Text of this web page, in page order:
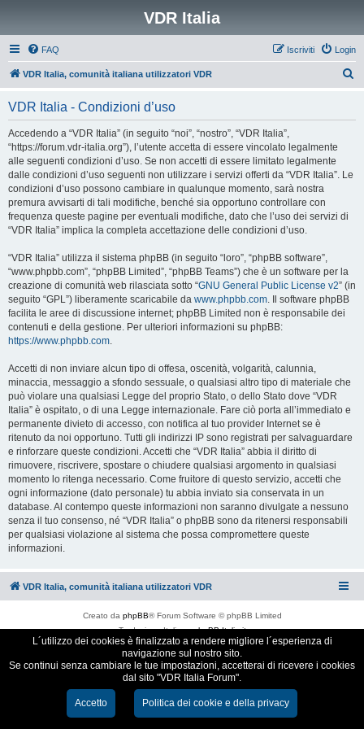
VDR Italia
FAQ Login
Iscriviti
VDR Italia, comunità italiana utilizzatori VDR
VDR Italia - Condizioni d’uso
Accedendo a “VDR Italia” (in seguito “noi”, “nostro”, “VDR Italia”,
“https://forum.vdr-italia.org”), l’utente accetta di essere vincolato legalmente
alle seguenti condizioni d’uso. Se non accetti di essere limitato legalmente
dalle condizioni d’uso seguenti non utilizzare i servizi offerti da “VDR Italia”. Le
condizioni d’uso possono cambiare in qualunque momento, sarà nostra
premura avvisarti di tali modifiche, benché sia opportuno controllare con
frequenza queste pagine per eventuali modifiche, dato che l’uso dei servizi di
“VDR Italia” implica la completa accettazione delle condizioni d’uso.
“VDR Italia” utilizza il sistema phpBB (in seguito “loro”, “phpBB software”,
“www.phpbb.com”, “phpBB Limited”, “phpBB Teams”) che è un software per la
creazione di comunità web rilasciata sotto “GNU General Public License v2” (in
seguito “GPL”) liberamente scaricabile da www.phpbb.com. Il software phpBB
facilita le aree di discussione internet; phpBB Limited non è responsabile dei
contenuti e della gestione. Per ulteriori informazioni su phpBB:
https://www.phpbb.com.
Accetti di non inviare alcun tipo di offesa, oscenità, volgarità, calunnia,
minaccia, messaggio a sfondo sessuale, o qualsiasi altro tipo di materiale che
può violare una qualsiasi Legge del proprio Stato, o dello Stato dove “VDR
Italia” è ospitato, o di una Legge internazionale. Fare ciò porta all’immediato e
permanente divieto di accesso, con notifica al tuo provider Internet se è
ritenuto da noi opportuno. Tutti gli indirizzi IP sono registrati per salvaguardare
e rinforzare queste condizioni. Accetti che “VDR Italia” abbia il diritto di
rimuovere, riscrivere, spostare o chiudere qualsiasi argomento in qualsiasi
momento lo ritenga necessario. Come fruitore di questo servizio, accetti che
ogni informazione (dato personale) tu abbia inviato sia conservata in un
database. Al contempo queste informazioni non saranno divulgate a nessuno
senza il tuo consenso, né “VDR Italia” o phpBB sono da ritenersi responsabili
per qualsiasi violazione al sistema che possa compromettere queste
informazioni.
VDR Italia, comunità italiana utilizzatori VDR
Creato da phpBB® Forum Software © phpBB Limited
Traduzione ItalianaphpBB-Italia.it
Cookie e Privacy
L´utilizzo dei cookies è finalizzato a rendere migliore l´esperienza di
navigazione sul nostro sito.
Se continui senza cambiare le tue impostazioni, accetterai di ricevere i cookies
dal sito "VDR Italia Forum".
Accetto Politica dei cookie e della privacy